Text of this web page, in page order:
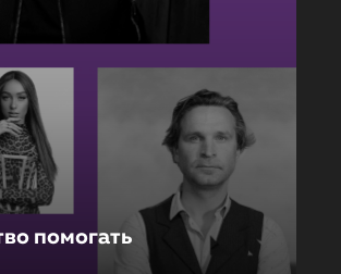
помогать